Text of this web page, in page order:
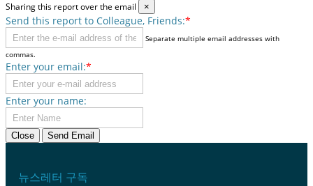
Sharing this report over the email ×
Send this report to Colleague, Friends:*
Separate multiple email addresses with
commas.
Enter your email:*
Enter your name:
Close Send Email
뉴스레터 구독